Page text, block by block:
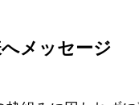
メッセージ